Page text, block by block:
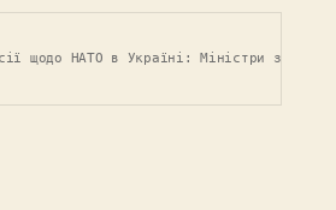
щодо НАТО в Україні: Міністри